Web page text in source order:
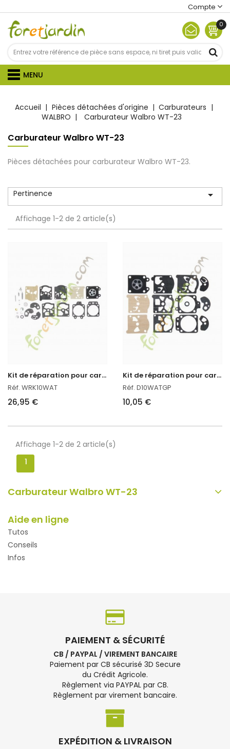
Compte
0
MENU
Accueil Pièces détachées d'origine
Carburateurs
WALBRO
Carburateur Walbro WT-23
Carburateur Walbro WT-23
Pièces détachées pour carburateur Walbro WT-23.
Pertinence 
Affichage 1-2 de 2 article(s)
K
it de réparation pour carburateur
Réf. WRK10WAT
26,95 €
K
it de réparation pour carburateur Walbro
Réf. D10WATGP
10,05 €
Affichage 1-2 de 2 article(s)
1
Carburateur Walbro WT-23
Aide en ligne
Tutos
Conseils
Infos
PAIEMENT & SÉCURITÉ
CB / PAYPAL / VIREMENT BANCAIRE
Paiement par CB sécurisé 3D Secure
du Crédit Agricole.
Règlement via PAYPAL par CB.
Règlement par virement bancaire.
EXPÉDITION & LIVRAISON